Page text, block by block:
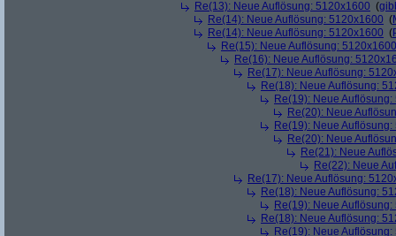
Re(13): Neue Auflösung: 5120x1600 (
Re(14): Neue Auflösung: 5120x1600 (
Re(14): Neue Auflösung: 5120x1600 (
Re(15): Neue Auflösung: 5120x1600
Re(16): Neue Auflösung:
Re(17): Neue Auflösung:
Re(18): Neue Auflösung:
Re(19): Neue
Re(20): Neue
Re(19): Neue
Re(20): Neue
Re(21): Neue
Re(22): Neue
Re(17): Neue Auflösung:
Re(18): Neue Auflösung:
Re(19): Neue
Re(18): Neue Auflösung:
Re(19): Neue